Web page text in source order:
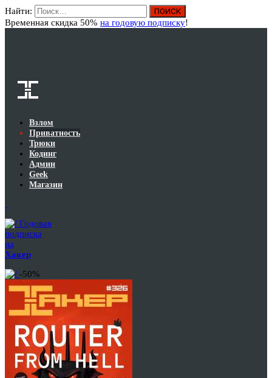
Найти:
Временная скидка 50% на годовую подписку!
Взлом
Приватность
Трюки
Кодинг
Админ
Geek
Магазин
Годовая
подписка
на
Хакер
-50%